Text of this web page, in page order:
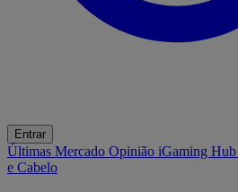
Entrar
Últimas Mercado Opinião iGaming Hub
e Cabelo